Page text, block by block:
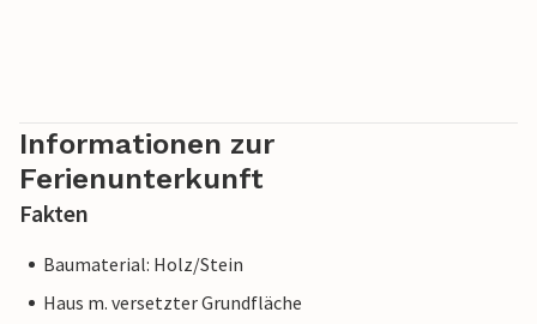
Informationen zur
Ferienunterkunft
Fakten
Baumaterial: Holz/Stein
Haus m. versetzter Grundfläche